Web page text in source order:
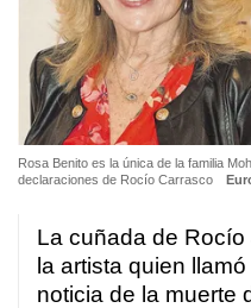
Rosa Benito es la única de la familia
declaraciones de Rocío Carrasco
La cuñada de
la artista quien
noticia de la muerte